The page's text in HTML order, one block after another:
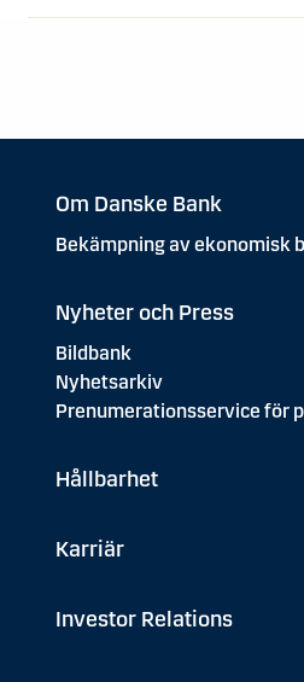
Om Danske Bank
Bekämpning av ekonomisk
Nyheter och Press
Bildbank
Nyhetsarkiv
Prenumerationsservice för
Hållbarhet
Karriär
Investor Relations